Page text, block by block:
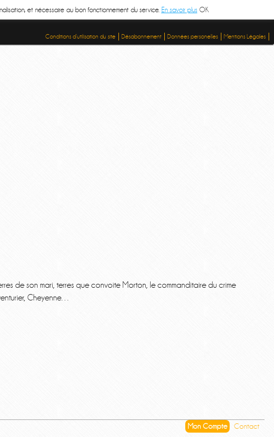
Conditions d’utilisation du site Désabonnement Données personelles Mentions Légales
de son mari, terres que convoite Morton, le commanditaire du crime
Cheyenne…
Mon Compte Contact
et nécessaire au bon fonctionnement du service. En savoir plus OK